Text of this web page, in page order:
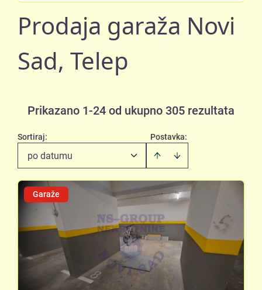
Prodaja garaža Novi
Sad, Telep
Prikazano 1-24 od ukupno 305 rezultata
Postavka:
Sortiraj:
po datumu
Garaže